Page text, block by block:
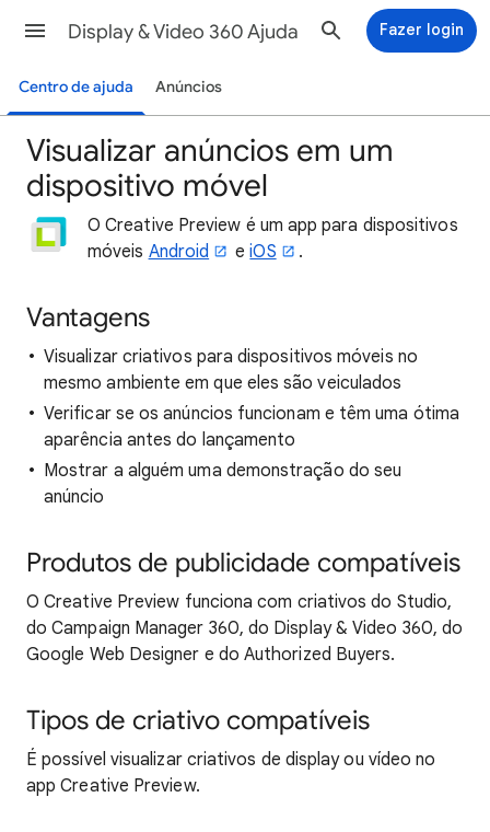
Display & Video 360 Ajuda Fazer login
Centro de ajuda Anúncios
Visualizar anúncios em um
dispositivo móvel
O Creative Preview é um app para dispositivos
móveis Android eiOS .
Vantagens
Visualizar criativos para dispositivos móveis no
mesmo ambiente em que eles são veiculados
Verificar se os anúncios funcionam e têm uma ótima
aparência antes do lançamento
Mostrar a alguém uma demonstração do seu
anúncio
Produtos de publicidade compatíveis
O Creative Preview funciona com criativos do Studio,
do Campaign Manager 360, do Display & Video 360, do
Google Web Designer e do Authorized Buyers.
Tipos de criativo compatíveis
É possível visualizar criativos de display ou vídeo no
app Creative Preview.